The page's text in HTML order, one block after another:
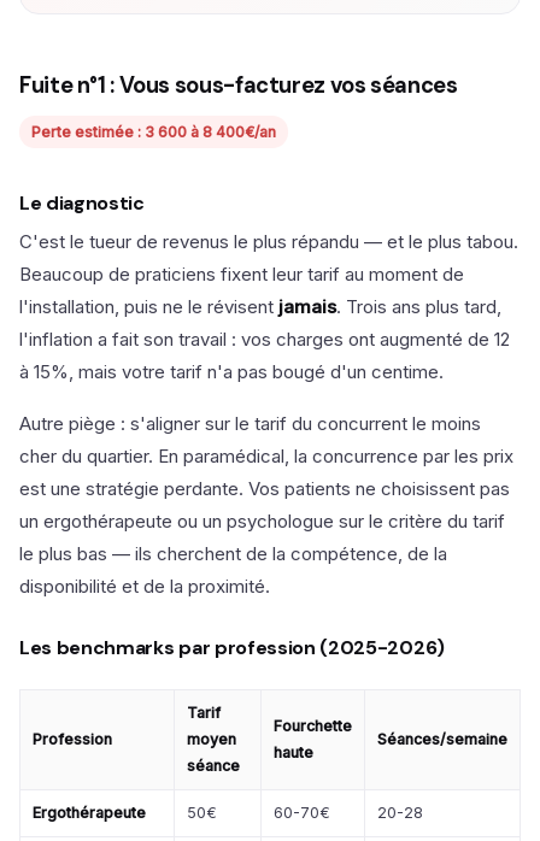
Fuite n°1 : Vous sous-facturez vos séances
Perte estimée : 3 600 à 8 400€/an
Le diagnostic
C'est le tueur de revenus le plus répandu — et le plus tabou.
Beaucoup de praticiens fixent leur tarif au moment de
l'installation, puis ne le révisent jamais. Trois ans plus tard,
l'inflation a fait son travail : vos charges ont augmenté de 12
à 15%, mais votre tarif n'a pas bougé d'un centime.
Autre piège : s'aligner sur le tarif du concurrent le moins
cher du quartier. En paramédical, la concurrence par les prix
est une stratégie perdante. Vos patients ne choisissent pas
un ergothérapeute ou un psychologue sur le critère du tarif
le plus bas — ils cherchent de la compétence, de la
disponibilité et de la proximité.
Les benchmarks par profession (2025-2026)
Profession
Tarif
moyen
séance
Fourchette
haute
Séances/semaine
Ergothérapeute 50€ 60-70€ 20-28